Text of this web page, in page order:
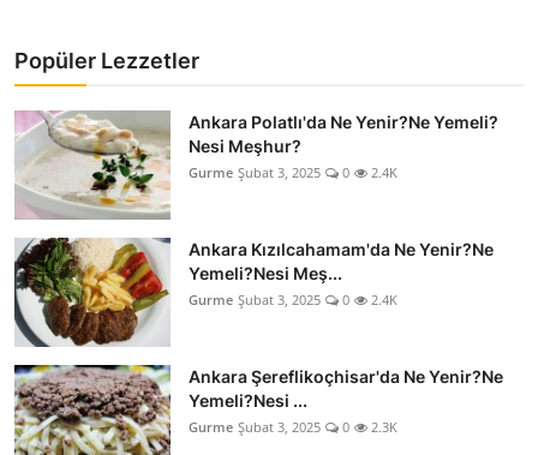
Popüler Lezzetler
Ankara Polatlı'da Ne Yenir?Ne Yemeli?
Nesi Meşhur?
Gurme Şubat 3, 2025 0 2.4K
Ankara Kızılcahamam'da Ne Yenir?Ne
Yemeli?Nesi Meş...
Gurme Şubat 3, 2025 0 2.4K
Ankara Şereflikoçhisar'da Ne Yenir?Ne
Yemeli?Nesi ...
Gurme Şubat 3, 2025 0 2.3K